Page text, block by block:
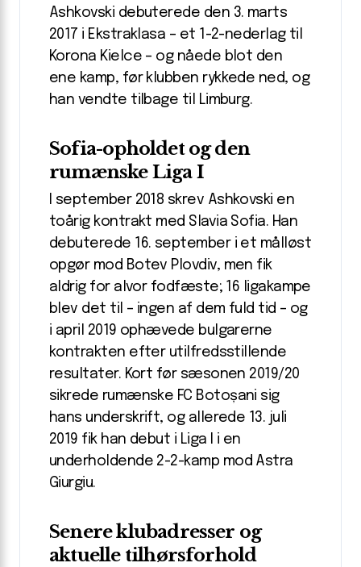
Ashkovski debuterede den 3. marts
2017 i Ekstraklasa – et 1-2-nederlag til
Korona Kielce – og nåede blot den
ene kamp, før klubben rykkede ned, og
han vendte tilbage til Limburg.
Sofia-opholdet og den
rumænske Liga I
I september 2018 skrev Ashkovski en
toårig kontrakt med Slavia Sofia. Han
debuterede 16. september i et målløst
opgør mod Botev Plovdiv, men fik
aldrig for alvor fodfæste; 16 ligakampe
blev det til – ingen af dem fuld tid – og
i april 2019 ophævede bulgarerne
kontrakten efter utilfredsstillende
resultater. Kort før sæsonen 2019/20
sikrede rumænske FC Botoșani sig
hans underskrift, og allerede 13. juli
2019 fik han debut i Liga I i en
underholdende 2-2-kamp mod Astra
Giurgiu.
Senere klubadresser og
aktuelle tilhørsforhold